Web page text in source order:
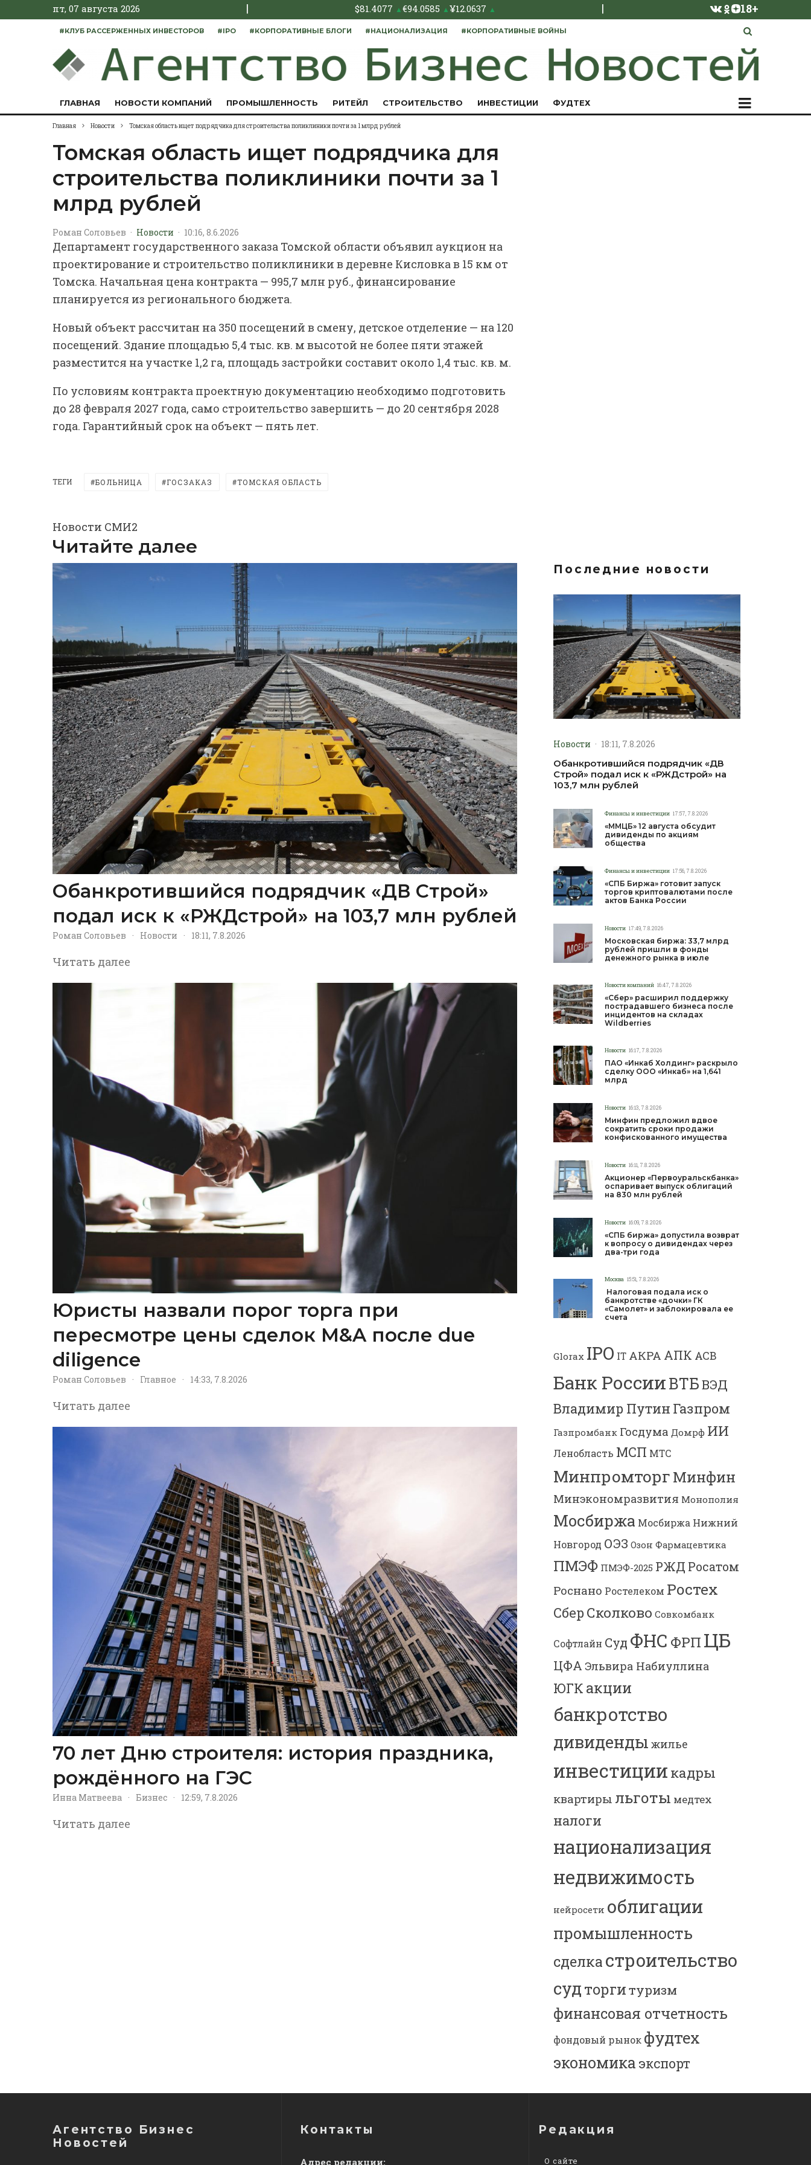
пт, 07 августа 2026 | $81.4077 ▲€94.0585 ▲¥12.0637 ▲ | 18+
#КЛУБ РАССЕРЖЕННЫХ ИНВЕСТОРОВ #IPO #КОРПОРАТИВНЫЕ БЛОГИ #НАЦИОНАЛИЗАЦИЯ #КОРПОРАТИВНЫЕ ВОЙНЫ
ГЛАВНАЯ НОВОСТИ КОМПАНИЙ ПРОМЫШЛЕННОСТЬ РИТЕЙЛ СТРОИТЕЛЬСТВО ИНВЕСТИЦИИ ФУДТЕХ
Главная Новости Томская область ищет подрядчика для строительства поликлиники почти за 1 млрд рублей
Томская область ищет подрядчика для
строительства поликлиники почти за 1
млрд рублей
Роман Соловьев · Новости · 10:16, 8.6.2026
Департамент государственного заказа Томской области объявил аукцион на
проектирование и строительство поликлиники в деревне Кисловка в 15 км от
Томска. Начальная цена контракта — 995,7 млн руб., финансирование
планируется из регионального бюджета.
Новый объект рассчитан на 350 посещений в смену, детское отделение — на 120
посещений. Здание площадью 5,4 тыс. кв. м высотой не более пяти этажей
разместится на участке 1,2 га, площадь застройки составит около 1,4 тыс. кв. м.
По условиям контракта проектную документацию необходимо подготовить
до 28 февраля 2027 года, само строительство завершить — до 20 сентября 2028
года. Гарантийный срок на объект — пять лет.
ТЕГИ БОЛЬНИЦА ГОСЗАКАЗ ТОМСКАЯ ОБЛАСТЬ
Новости СМИ2
Читайте далее
Обанкротившийся подрядчик «ДВ Строй»
подал иск к «РЖДстрой» на 103,7 млн рублей
Роман Соловьев · Новости · 18:11, 7.8.2026
Читать далее
Юристы назвали порог торга при
пересмотре цены сделок M&A после due
diligence
Роман Соловьев · Главное · 14:33, 7.8.2026
Читать далее
70 лет Дню строителя: история праздника,
рождённого на ГЭС
Инна Матвеева · Бизнес · 12:59, 7.8.2026
Читать далее
Последние новости
Новости · 18:11, 7.8.2026
Обанкротившийся подрядчик «ДВ
Строй» подал иск к «РЖДстрой» на
103,7 млн рублей
Финансы и инвестиции 17:57, 7.8.2026
«ММЦБ» 12 августа обсудит
дивиденды по акциям
общества
Финансы и инвестиции 17:56, 7.8.2026
«СПБ Биржа» готовит запуск
торгов криптовалютами после
актов Банка России
Новости 17:49, 7.8.2026
Московская биржа: 33,7 млрд
рублей пришли в фонды
денежного рынка в июле
Новости компаний 16:47, 7.8.2026
«Сбер» расширил поддержку
пострадавшего бизнеса после
инцидентов на складах
Wildberries
Новости 16:17, 7.8.2026
ПАО «Инкаб Холдинг» раскрыло
сделку ООО «Инкаб» на 1,641
млрд
Новости 16:13, 7.8.2026
Минфин предложил вдвое
сократить сроки продажи
конфискованного имущества
Новости 16:11, 7.8.2026
Акционер «Первоуральскбанка»
оспаривает выпуск облигаций
на 830 млн рублей
Новости 16:09, 7.8.2026
«СПБ биржа» допустила возврат
к вопросу о дивидендах через
два-три года
Москва 15:51, 7.8.2026
Налоговая подала иск о
банкротстве «дочки» ГК
«Самолет» и заблокировала ее
счета
Glorax IPO IT АКРА АПК АСВ
Банк РоссииВТБВЭД
Владимир Путин Газпром
Газпромбанк Госдума Домрф ИИ
Ленобласть МСП МТС
МинпромторгМинфин
Минэкономразвития Монополия
Мосбиржа Мосбиржа Нижний
Новгород ОЭЗ Озон Фармацевтика
ПМЭФ ПМЭФ-2025 РЖД Росатом
Роснано Ростелеком Ростех
Сбер Сколково Совкомбанк
Софтлайн Суд ФНС ФРП ЦБ
ЦФА Эльвира Набиуллина
ЮГК акции
банкротство
дивиденды жилье
инвестиции кадры
квартиры льготы медтех
налоги
национализация
недвижимость
нейросети облигации
промышленность
сделкастроительство
судторгитуризм
финансовая отчетность
фондовый рынок фудтех
экономика экспорт
Агентство Бизнес
Новостей
Контакты
Адрес редакции:
Редакция
О сайте